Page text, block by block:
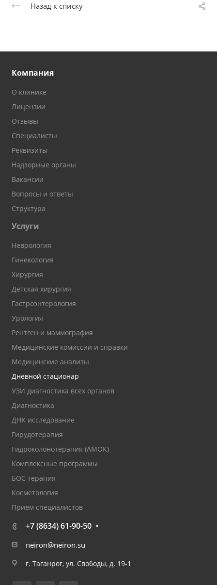
Назад к списку
Компания
О клинике
Лицензии
Отзывы
Специалисты
Реквизиты
Надзорные органы
Вакансии
Вопросы и ответы
Структура
Услуги
Неврология
Гинекология
Хирургия
Детская хирургия
Гастроэнтерология
Урология
Рентген и маммография
Медицинские комиссии и справки
Медицинские анализы
Дневной стационар
УЗИ диагностика всех органов
Диагностика
ДНК исследование
Гирудотерапия
Гидроколонотерапия (АМОК)
Комплексные программы
БОС терапия
Косметология
Прием специалистов
+7 (8634) 61-90-50
neiron@neiron.su
г. Таганрог, ул. Свободы, д. 19-1